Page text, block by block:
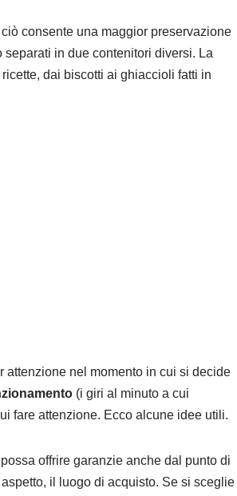
consente una maggior preservazione
in due contenitori diversi. La
dai biscotti ai ghiaccioli fatti in
attenzione nel momento in cui si decide
(i giri al minuto a cui
fare attenzione. Ecco alcune idee utili.
offrire garanzie anche dal punto di
il luogo di acquisto. Se si sceglie